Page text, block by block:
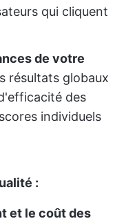
qui cliquent
de votre
résultats globaux
des
individuels
:
et le coût des